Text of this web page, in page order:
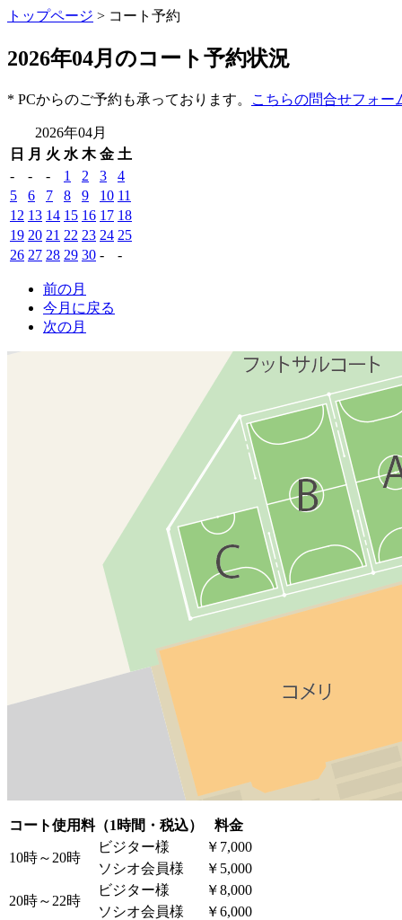
トップページ > コート予約
2026年04月のコート予約状況
* PCからのご予約も承っております。 こちらの問合せフォー
2026年04月
日
月 火 水 木 金 土
-
- - 1 2 3
4
5
6 7 8 9 10 11
12 13 14 15 16 17 18
19 20 21 22 23 24 25
26 27 28 29 30 - -
前の月
今月に戻る
次の月
コート使用料（1時間・税込） 料金
10時～20時
ビジター様
￥7,000
ソシオ会員様
￥5,000
20時～22時
ビジター様
￥8,000
ソシオ会員様
￥6,000